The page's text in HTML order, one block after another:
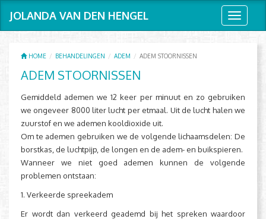
Toggle
JOLANDA VAN DEN HENGEL
HOME BEHANDELINGEN ADEM ADEM STOORNISSEN
ADEM STOORNISSEN
Gemiddeld ademen we 12 keer per minuut en zo gebruiken
we ongeveer 8000 liter lucht per etmaal. Uit de lucht halen we
zuurstof en we ademen kooldioxide uit.
Om te ademen gebruiken we de volgende lichaamsdelen: De
borstkas, de luchtpijp, de longen en de adem- en buikspieren.
Wanneer we niet goed ademen kunnen de volgende
problemen ontstaan:
1. Verkeerde spreekadem
Er wordt dan verkeerd geademd bij het spreken waardoor